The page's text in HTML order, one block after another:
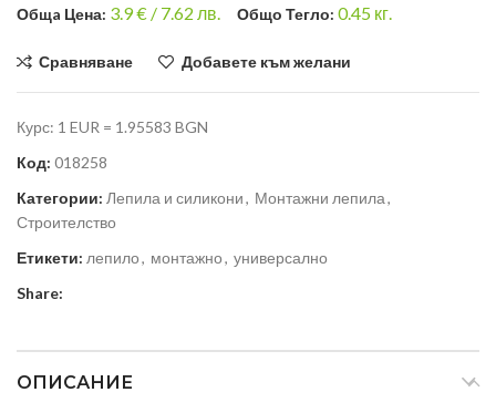
Общa Цена: 3.9€ / 7.62 лв. Общо Тегло: 0.45 кг.
Сравняване Добавете към желани
Курс: 1 EUR = 1.95583 BGN
Код: 018258
Категории: Лепила и силикони, Монтажни лепила,
Строителство
Етикети: лепило, монтажно, универсално
Share:
ОПИСАНИЕ